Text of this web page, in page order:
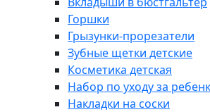
Горшки
Грызунки-прорезатели
Зубные щетки детские
Косметика детская
Набор по уходу за
Накладки на соски